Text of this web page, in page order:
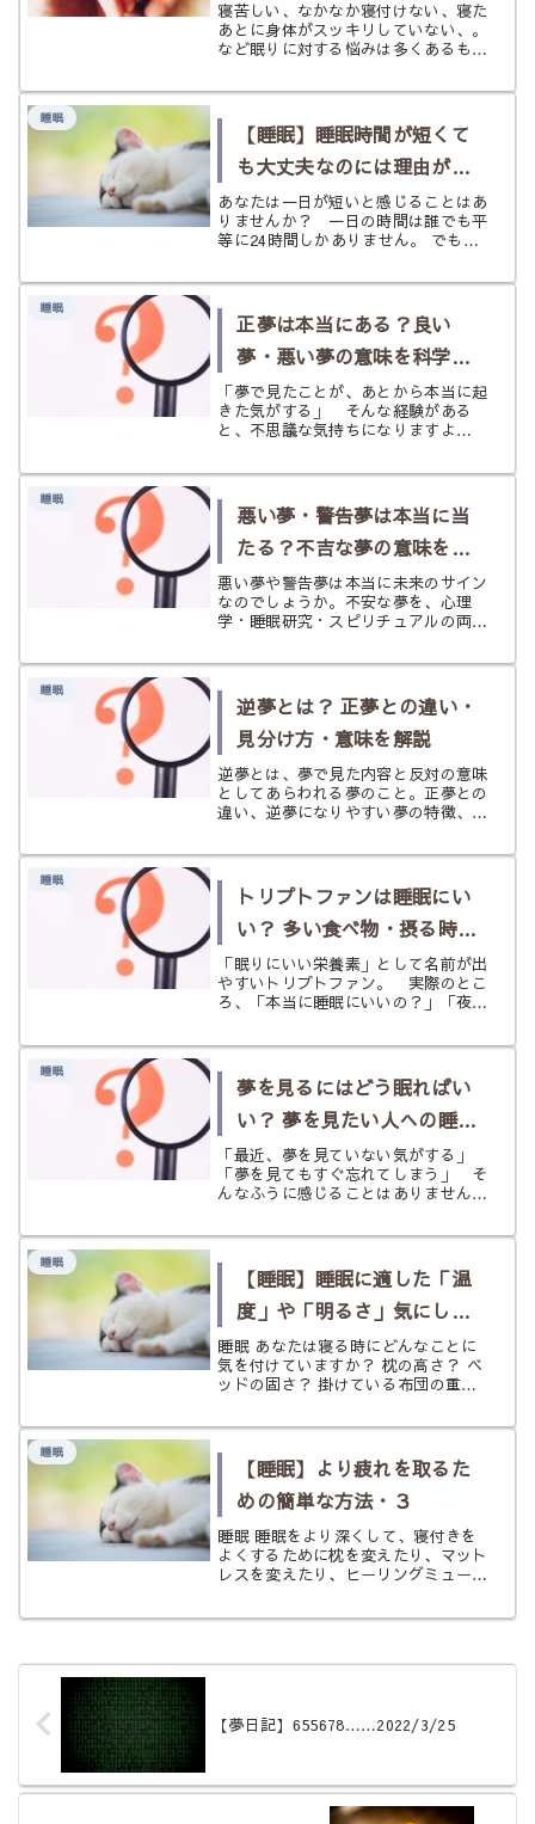
は？
寝苦しい、なかなか寝付けない、寝た
あとに身体がスッキリしていない、。
など眠りに対する悩みは多くあるもの
ではありません。一日の内で多くを寝
要なことなのです。 もし、あなたの
お...
睡眠
【睡眠】睡眠時間が短くて
も大丈夫なのには理由があ
った？
あなたは一日が短いと感じることはあ
りませんか？ 一日の時間は誰でも平
等に24時間しかありません。 でも、
趣味、やりたいこと、やらなくてはい
中に詰め込まなくてはいけない状況
に...
睡眠
正夢は本当にある？良い
夢・悪い夢の意味を科学と
スピリチュアル両面から考
える
「夢で見たことが、あとから本当に起
きた気がする」 そんな経験がある
と、不思議な気持ちになりますよ
「もしかして何かのサイン？」と感じ
から神秘的なものとして語られてきま
したが、現...
睡眠
悪い夢・警告夢は本当に当
たる？不吉な夢の意味を現
実とスピリチュアルの両面
からやさしく解説
悪い夢や警告夢は本当に未来のサイン
なのでしょうか。不安な夢を、心理
学・睡眠研究・スピリチュアルの両面
なげる実践法も紹介します。
睡眠
逆夢とは？ 正夢との違い・
見分け方・意味を解説
逆夢とは、夢で見た内容と反対の意味
としてあらわれる夢のこと。正夢との
違い、逆夢になりやすい夢の特徴、見
さしく丁寧に解説します。
睡眠
トリプトファンは睡眠にい
い？ 多い食べ物・摂る時
間・相性の良い栄養素をや
さしく解説
「眠りにいい栄養素」として名前が出
やすいトリプトファン。 実際のとこ
ろ、「本当に睡眠にいいの？」「夜に
ても大丈夫？」と気になる方も多いと
中でセロトニンやメラトニンを作る材
料...
睡眠
夢を見るにはどう眠ればい
い？ 夢を見たい人への睡眠
案内｜科学的にわかってい
るコツ
「最近、夢を見ていない気がする」
「夢を見てもすぐ忘れてしまう」 そ
んなふうに感じることはありません
あんまり夢を見ない。夢を見るにはど
な研究では、多くの人は眠っているあ
いだに...
睡眠
【睡眠】睡眠に適した「温
度」や「明るさ」気にして
る？
睡眠 あなたは寝る時にどんなことに
気を付けていますか？ 枕の高さ？ ベ
ッドの固さ？ 掛けている布団の重さ
クスしたり、ヒーリングミュージック
寝るためには色々と条件が必要とい
う...
睡眠
【睡眠】より疲れを取るた
めの簡単な方法・３
睡眠 睡眠をより深くして、寝付きを
よくするために枕を変えたり、マット
レスを変えたり、ヒーリングミュージ
悪い人はコーヒーやお酒を控え、夕食
着...
【夢日記】655678……2022/3/25